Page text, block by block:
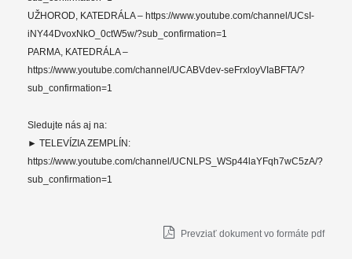
UŽHOROD, KATEDRÁLA – https://www.youtube.com/channel/UCsI-
iNY44DvoxNkO_0ctW5w/?sub_confirmation=1
PARMA, KATEDRÁLA –
https://www.youtube.com/channel/UCABVdev-seFrxloyVIaBFTA/?
sub_confirmation=1
Sledujte nás aj na:
► TELEVÍZIA ZEMPLÍN:
https://www.youtube.com/channel/UCNLPS_WSp44laYFqh7wC5zA/?
sub_confirmation=1
Prevziať dokument vo formáte pdf